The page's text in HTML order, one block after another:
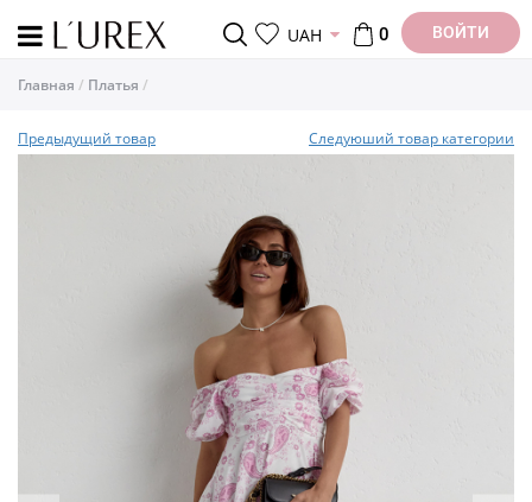
UAH 0 ВОЙТИ
Главная Платья
Предыдущий товар Следуюший товар категории